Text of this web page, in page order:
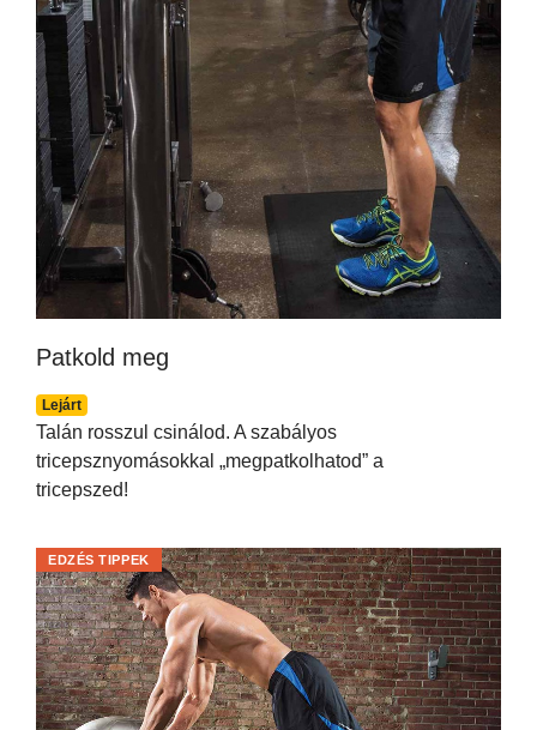
Patkold meg
Lejárt
Talán rosszul csinálod. A szabályos
tricepsznyomásokkal „megpatkolhatod” a
tricepszed!
EDZÉS TIPPEK